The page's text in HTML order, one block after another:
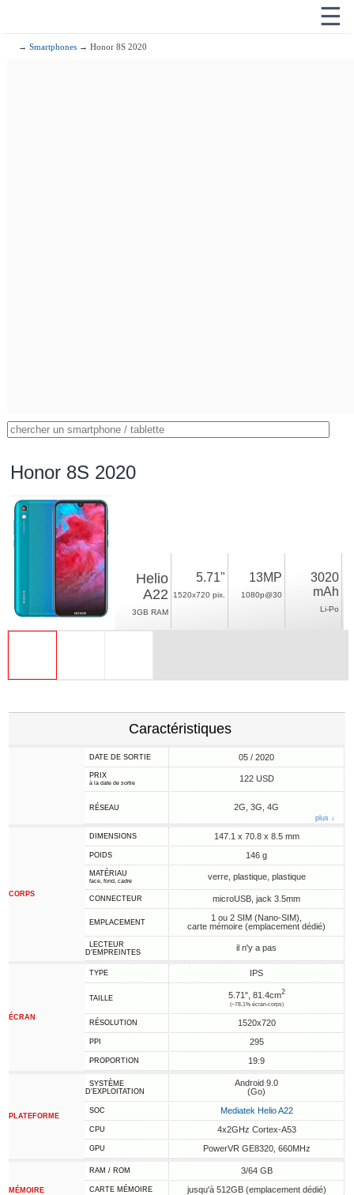
☰
→Smartphones → Honor 8S 2020
Honor 8S 2020
Helio
A22
3GB RAM
5.71"
1520x720 pix.
13MP
1080p@30
3020
mAh
Li-Po
Caractéristiques
DATE DE SORTIE 05 / 2020
PRIX
à la date de sortie 122 USD
RÉSEAU 2G, 3G, 4G
plus ↓
CORPS
DIMENSIONS 147.1 x 70.8 x 8.5 mm
POIDS 146 g
MATÉRIAU
face, fond, cadre verre, plastique, plastique
CONNECTEUR microUSB, jack 3.5mm
EMPLACEMENT
1 ou 2 SIM (Nano-SIM),
carte mémoire (emplacement dédié)
LECTEUR
D'EMPREINTES
il n'y a pas
ÉCRAN
TYPE IPS
TAILLE 5.71", 81.4cm2
(~78.1% écran-corps)
RÉSOLUTION 1520x720
PPI 295
PROPORTION 19:9
PLATEFORME
SYSTÈME
D'EXPLOITATION
Android 9.0
(Go)
SOC Mediatek Helio A22
CPU 4x2GHz Cortex-A53
GPU PowerVR GE8320, 660MHz
MÉMOIRE
RAM / ROM 3/64 GB
CARTE MÉMOIRE jusqu'à 512GB (emplacement dédié)